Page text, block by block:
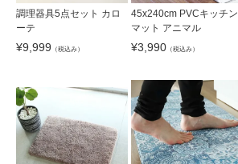
調理器具5点セット カロ
ーテ
¥9,999 （税込み）
45x240cm PVCキッチン
マット アニマル
¥3,990 （税込み）